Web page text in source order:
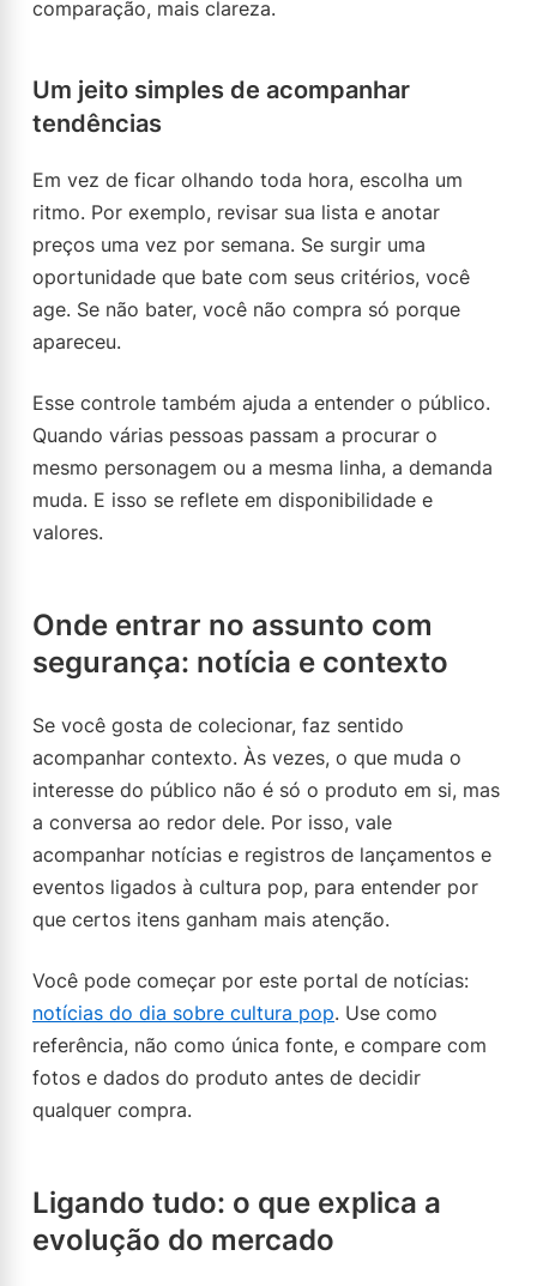
comparação, mais clareza.
Um jeito simples de acompanhar
tendências
Em vez de ficar olhando toda hora, escolha um
ritmo. Por exemplo, revisar sua lista e anotar
preços uma vez por semana. Se surgir uma
oportunidade que bate com seus critérios, você
age. Se não bater, você não compra só porque
apareceu.
Esse controle também ajuda a entender o público.
Quando várias pessoas passam a procurar o
mesmo personagem ou a mesma linha, a demanda
muda. E isso se reflete em disponibilidade e
valores.
Onde entrar no assunto com
segurança: notícia e contexto
Se você gosta de colecionar, faz sentido
acompanhar contexto. Às vezes, o que muda o
interesse do público não é só o produto em si, mas
a conversa ao redor dele. Por isso, vale
acompanhar notícias e registros de lançamentos e
eventos ligados à cultura pop, para entender por
que certos itens ganham mais atenção.
Você pode começar por este portal de notícias:
notícias do dia sobre cultura pop. Use como
referência, não como única fonte, e compare com
fotos e dados do produto antes de decidir
qualquer compra.
Ligando tudo: o que explica a
evolução do mercado